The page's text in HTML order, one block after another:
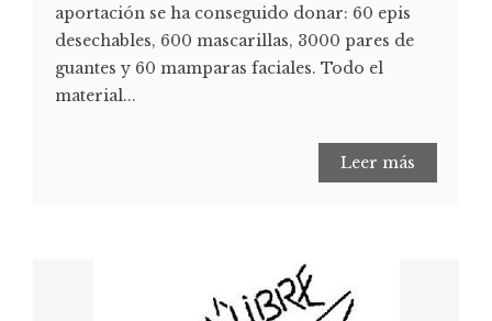
aportación se ha conseguido donar: 60 epis
desechables, 600 mascarillas, 3000 pares de
guantes y 60 mamparas faciales. Todo el
material...
Leer más